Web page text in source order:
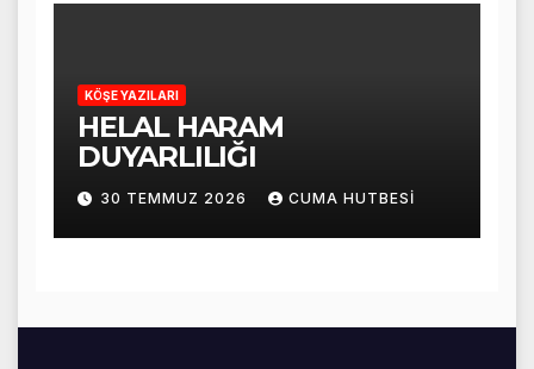
KÖŞE YAZILARI
HELAL HARAM
DUYARLILIĞI
30 TEMMUZ 2026 CUMA HUTBESI